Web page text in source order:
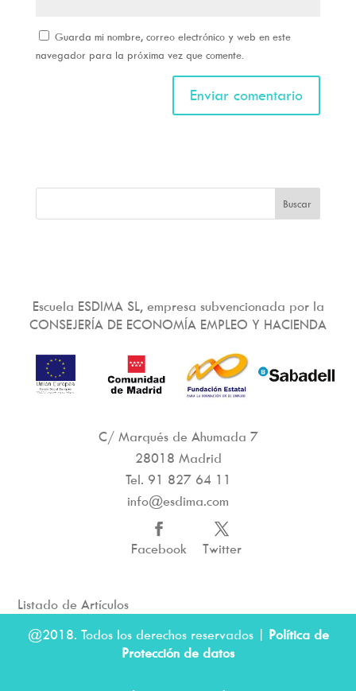
Guarda mi nombre, correo electrónico y web en este
navegador para la próxima vez que comente.
Escuela ESDIMA SL, empresa subvencionada por la
CONSEJERÍA DE ECONOMÍA EMPLEO Y HACIENDA
C/ Marqués de Ahumada 7
28018 Madrid
Tel. 91 827 64 11
info@esdima.com
Facebook Twitter
Listado de Artículos
@2018. Todos los derechos reservados | Política de
Protección de datos